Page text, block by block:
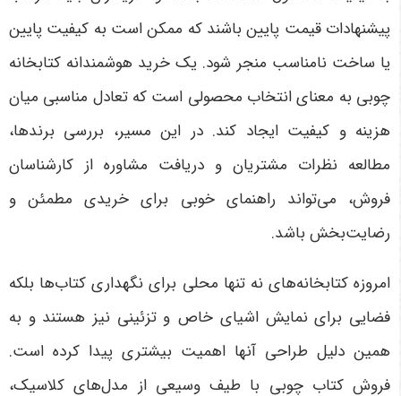
پیشنهادات قیمت پایین باشند که ممکن است به کیفیت پایین
یا ساخت نامناسب منجر شود. یک خرید هوشمندانه کتابخانه
چوبی به معنای انتخاب محصولی است که تعادل مناسبی میان
هزینه و کیفیت ایجاد کند. در این مسیر، بررسی برندها،
مطالعه نظرات مشتریان و دریافت مشاوره از کارشناسان
فروش، می‌تواند راهنمای خوبی برای خریدی مطمئن و
رضایت‌بخش باشد.
امروزه کتابخانه‌های نه تنها محلی برای نگهداری کتاب‌ها بلکه
فضایی برای نمایش اشیای خاص و تزئینی نیز هستند و به
همین دلیل طراحی آنها اهمیت بیشتری پیدا کرده است.
فروش کتاب چوبی با طیف وسیعی از مدل‌های کلاسیک،